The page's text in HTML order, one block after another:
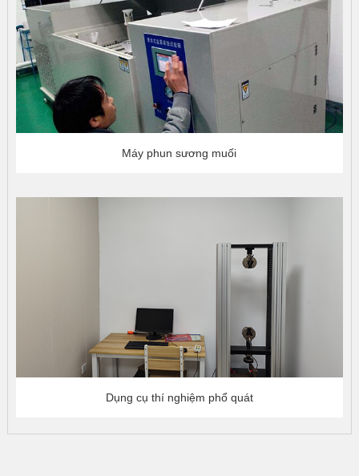
Máy phun sương muối
Dụng cụ thí nghiệm phổ quát